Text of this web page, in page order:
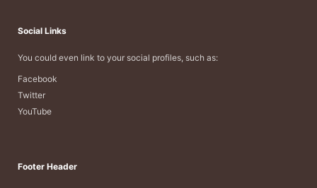
Social Links
You could even link to your social profiles, such as:
Facebook
Twitter
YouTube
Footer Header